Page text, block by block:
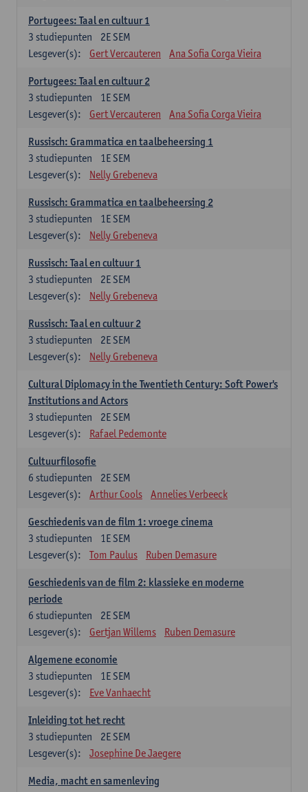
Portugees: Taal en cultuur 1
2E SEM
3 studiepunten
Lesgever(s):
Gert Vercauteren Ana Sofia Corga Vieira
Portugees: Taal en cultuur 2
1E SEM
3 studiepunten
Lesgever(s):
Gert Vercauteren Ana Sofia Corga Vieira
Russisch: Grammatica en taalbeheersing 1
1E SEM
3 studiepunten
Lesgever(s):
Nelly Grebeneva
Russisch: Grammatica en taalbeheersing 2
1E SEM
3 studiepunten
Lesgever(s):
Nelly Grebeneva
Russisch: Taal en cultuur 1
2E SEM
3 studiepunten
Lesgever(s):
Nelly Grebeneva
Russisch: Taal en cultuur 2
2E SEM
3 studiepunten
Lesgever(s):
Nelly Grebeneva
Cultural Diplomacy in the Twentieth Century: Soft Power's
Institutions and Actors
2E SEM
3 studiepunten
Lesgever(s):
Rafael Pedemonte
Cultuurfilosofie
2E SEM
6 studiepunten
Lesgever(s):
Arthur Cools Annelies Verbeeck
Geschiedenis van de film 1: vroege cinema
1E SEM
3 studiepunten
Lesgever(s):
Tom Paulus Ruben Demasure
Geschiedenis van de film 2: klassieke en moderne
periode
2E SEM
6 studiepunten
Lesgever(s):
Gertjan Willems Ruben Demasure
Algemene economie
1E SEM
3 studiepunten
Lesgever(s):
Eve Vanhaecht
Inleiding tot het recht
2E SEM
3 studiepunten
Lesgever(s):
Josephine De Jaegere
Media, macht en samenleving